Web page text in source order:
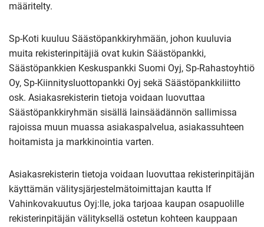
määritelty.
Sp-Koti kuuluu Säästöpankkiryhmään, johon kuuluvia
muita rekisterinpitäjiä ovat kukin Säästöpankki,
Säästöpankkien Keskuspankki Suomi Oyj, Sp-Rahastoyhtiö
Oy, Sp-Kiinnitysluottopankki Oyj sekä Säästöpankkiliitto
osk. Asiakasrekisterin tietoja voidaan luovuttaa
Säästöpankkiryhmän sisällä lainsäädännön sallimissa
rajoissa muun muassa asiakaspalvelua, asiakassuhteen
hoitamista ja markkinointia varten.
Asiakasrekisterin tietoja voidaan luovuttaa rekisterinpitäjän
käyttämän välitysjärjestelmätoimittajan kautta If
Vahinkovakuutus Oyj:lle, joka tarjoaa kaupan osapuolille
rekisterinpitäjän välityksellä ostetun kohteen kauppaan